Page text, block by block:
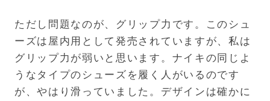
ただし問題なのが、グリップ力です。このシュ
ーズは屋内用として発売されていますが、私は
グリップ力が弱いと思います。ナイキの同じよ
うなタイプのシューズを履く人がいるのです
が、やはり滑っていました。デザインは確かに